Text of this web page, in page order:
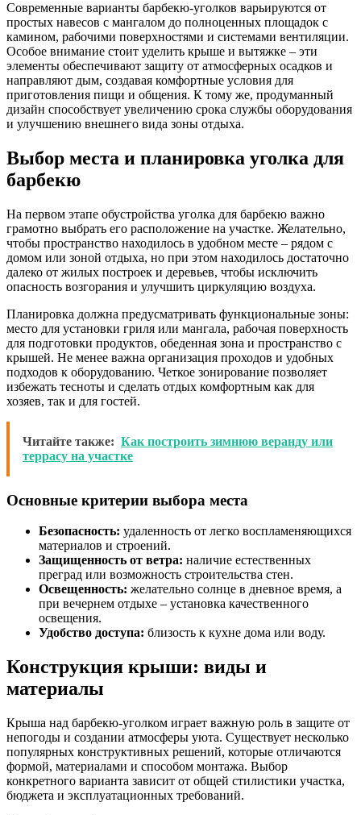
Современные варианты барбекю-уголков варьируются от
простых навесов с мангалом до полноценных площадок с
камином, рабочими поверхностями и системами вентиляции.
Особое внимание стоит уделить крыше и вытяжке – эти
элементы обеспечивают защиту от атмосферных осадков и
направляют дым, создавая комфортные условия для
приготовления пищи и общения. К тому же, продуманный
дизайн способствует увеличению срока службы оборудования
и улучшению внешнего вида зоны отдыха.
Выбор места и планировка уголка для
барбекю
На первом этапе обустройства уголка для барбекю важно
грамотно выбрать его расположение на участке. Желательно,
чтобы пространство находилось в удобном месте – рядом с
домом или зоной отдыха, но при этом находилось достаточно
далеко от жилых построек и деревьев, чтобы исключить
опасность возгорания и улучшить циркуляцию воздуха.
Планировка должна предусматривать функциональные зоны:
место для установки гриля или мангала, рабочая поверхность
для подготовки продуктов, обеденная зона и пространство с
крышей. Не менее важна организация проходов и удобных
подходов к оборудованию. Четкое зонирование позволяет
избежать тесноты и сделать отдых комфортным как для
хозяев, так и для гостей.
Читайте также: Как построить зимнюю веранду или
террасу на участке
Основные критерии выбора места
Безопасность: удаленность от легко воспламеняющихся
материалов и строений.
Защищенность от ветра: наличие естественных
преград или возможность строительства стен.
Освещенность: желательно солнце в дневное время, а
при вечернем отдыхе – установка качественного
освещения.
Удобство доступа: близость к кухне дома или воду.
Конструкция крыши: виды и
материалы
Крыша над барбекю-уголком играет важную роль в защите от
непогоды и создании атмосферы уюта. Существует несколько
популярных конструктивных решений, которые отличаются
формой, материалами и способом монтажа. Выбор
конкретного варианта зависит от общей стилистики участка,
бюджета и эксплуатационных требований.